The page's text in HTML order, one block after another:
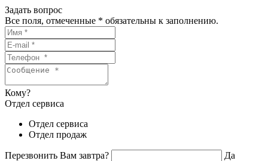
Задать вопрос
Все поля, отмеченные * обязательны к заполнению.
Кому?
Отдел сервиса
Отдел сервиса
Отдел продаж
Перезвонить Вам завтра?
Да